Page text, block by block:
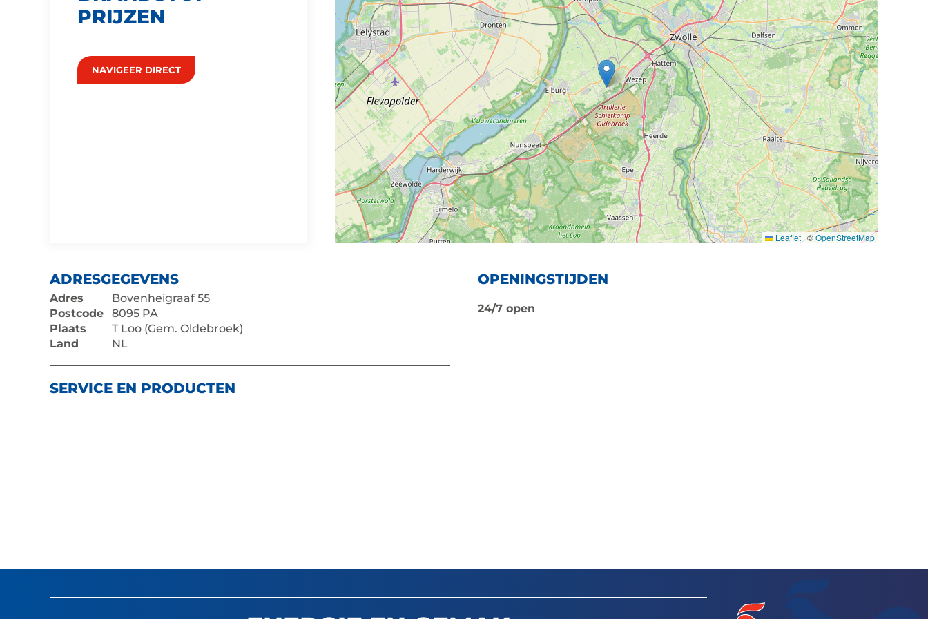
PRIJZEN
NAVIGEER DIRECT
Leaflet |©OpenStreetMap
ADRESGEGEVENS
Adres
Bovenheigraaf 55
Postcode
8095 PA
Plaats
T Loo (Gem. Oldebroek)
Land
NL
SERVICE EN PRODUCTEN
OPENINGSTIJDEN
24/7 open